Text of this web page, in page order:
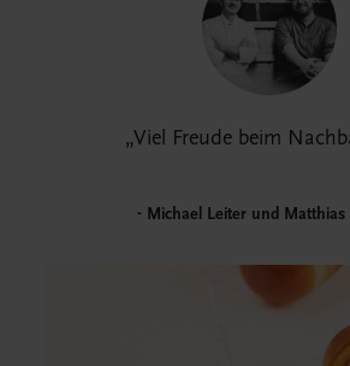
Viel Freude beim
Michael Leiter und Matthias